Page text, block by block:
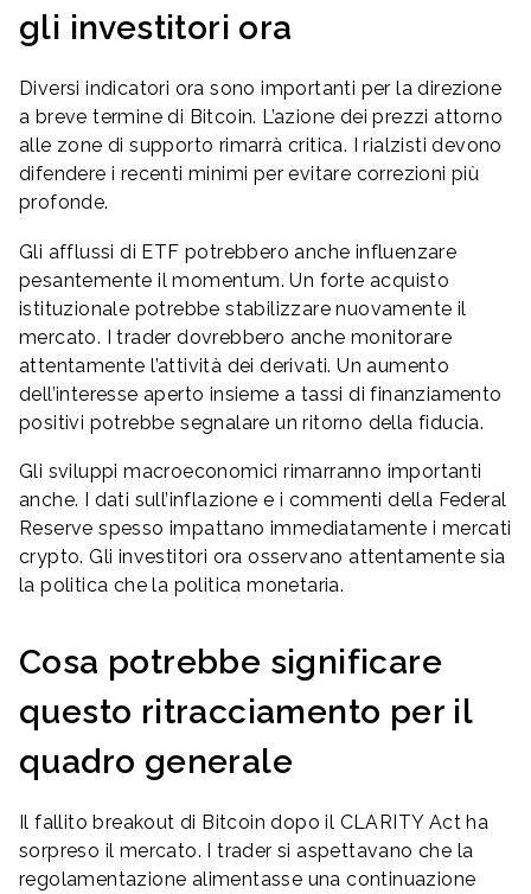
gli investitori ora
Diversi indicatori ora sono importanti per la direzione
a breve termine di Bitcoin. L’azione dei prezzi attorno
alle zone di supporto rimarrà critica. I rialzisti devono
difendere i recenti minimi per evitare correzioni più
profonde.
Gli afflussi di ETF potrebbero anche influenzare
pesantemente il momentum. Un forte acquisto
istituzionale potrebbe stabilizzare nuovamente il
mercato. I trader dovrebbero anche monitorare
attentamente l’attività dei derivati. Un aumento
dell’interesse aperto insieme a tassi di finanziamento
positivi potrebbe segnalare un ritorno della fiducia.
Gli sviluppi macroeconomici rimarranno importanti
anche. I dati sull’inflazione e i commenti della Federal
Reserve spesso impattano immediatamente i mercati
crypto. Gli investitori ora osservano attentamente sia
la politica che la politica monetaria.
Cosa potrebbe significare
questo ritracciamento per il
quadro generale
Il fallito breakout di Bitcoin dopo il CLARITY Act ha
sorpreso il mercato. I trader si aspettavano che la
regolamentazione alimentasse una continuazione